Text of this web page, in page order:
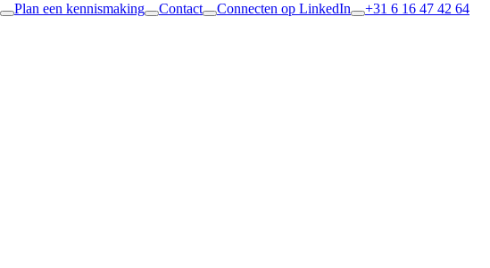
Plan een kennismaking Contact Connecten op LinkedIn +31 6 16 47 42 64